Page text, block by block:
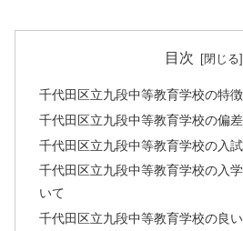
目次
千代田区立九段中等教育学校の特徴
千代田区立九段中等教育学校の偏
千代田区立九段中等教育学校の入
千代田区立九段中等教育学校の入
いて
千代田区立九段中等教育学校の良